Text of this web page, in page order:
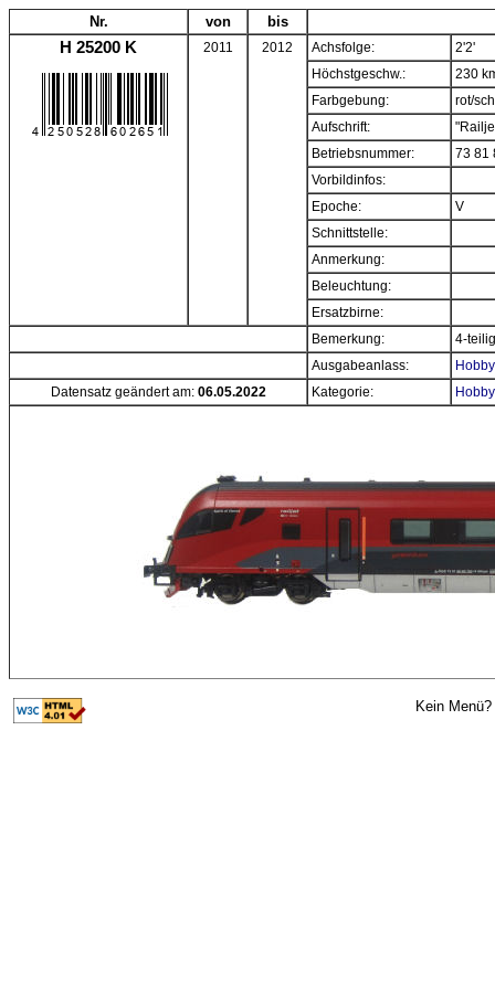
Nr. von bis
H 25200 K 2011 2012 Achsfolge:
2'2'
Höchstgeschw.:
230
Farbgebung:
rot/
Aufschrift:
Betriebsnummer:
73 81
Vorbildinfos:
Epoche:
V
Schnittstelle:
Anmerkung:
Beleuchtung:
Ersatzbirne:
Bemerkung:
4-
Ausgabeanlass:
Datensatz geändert am: 06.05.2022 Kategorie:
Kein